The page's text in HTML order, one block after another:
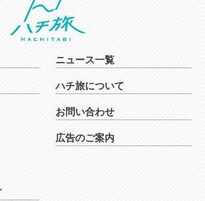
ニュース一覧
ハチ旅について
お問い合わせ
広告のご案内